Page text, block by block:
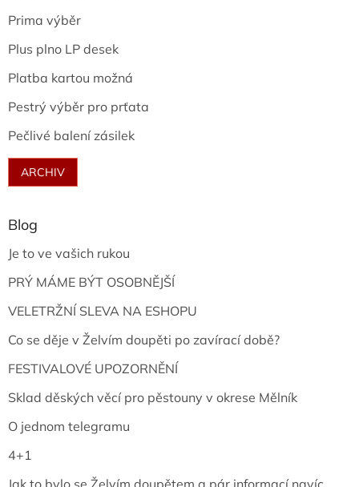
Prima výběr
Plus plno LP desek
Platba kartou možná
Pestrý výběr pro prťata
Pečlivé balení zásilek
ARCHIV
Blog
Je to ve vašich rukou
PRÝ MÁME BÝT OSOBNĚJŠÍ
VELETRŽNÍ SLEVA NA ESHOPU
Co se děje v Želvím doupěti po zavírací době?
FESTIVALOVÉ UPOZORNĚNÍ
Sklad děských věcí pro pěstouny v okrese Mělník
O jednom telegramu
4+1